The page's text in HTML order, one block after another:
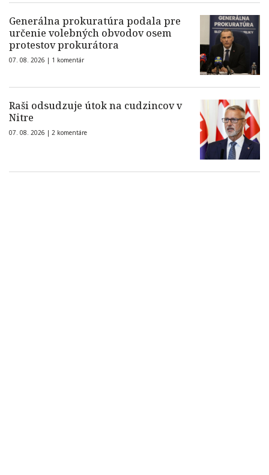
Generálna prokuratúra podala pre
určenie volebných obvodov osem
protestov prokurátora
07. 08. 2026 | 1 komentár
Raši odsudzuje útok na cudzincov v
Nitre
07. 08. 2026 | 2 komentáre